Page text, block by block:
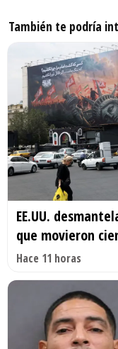
También te podría
EE.UU.
que movieron
Hace 11 horas